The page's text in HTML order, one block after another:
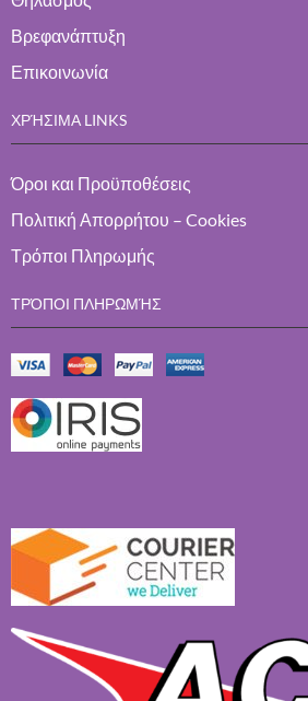
Βρεφανάπτυξη
Επικοινωνία
ΧΡΉΣΙΜΑ LINKS
Όροι και Προϋποθέσεις
Πολιτική Απορρήτου – Cookies
Τρόποι Πληρωμής
ΤΡΌΠΟΙ ΠΛΗΡΩΜΉΣ